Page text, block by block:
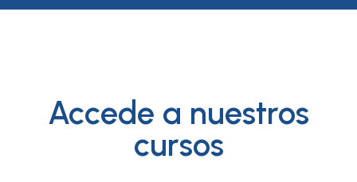
Accede a nuestros
cursos